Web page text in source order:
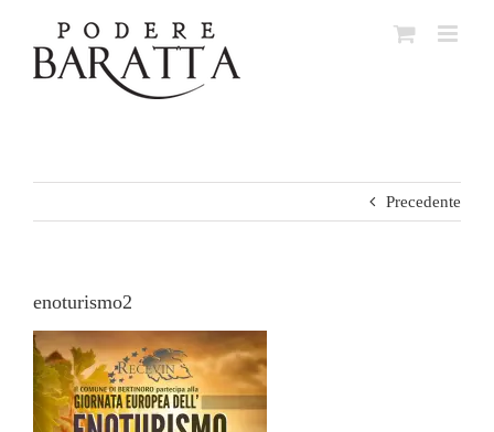
contenuto
Precedente
enoturismo2